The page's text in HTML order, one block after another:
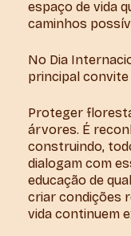
espaço de vida
caminhos
No Dia
principal convite
Proteger
árvores. É
construindo,
dialogam com
educação de
criar condições
vida continuem